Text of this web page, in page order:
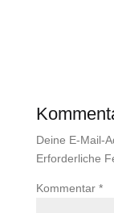
Deine E-Mail-
Erforderliche
Kommentar *